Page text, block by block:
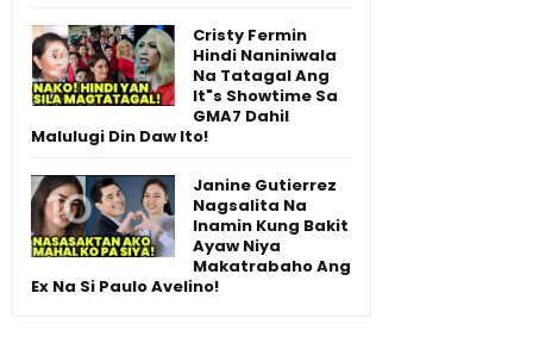
Cristy Fermin
Hindi Naniniwala
Na Tatagal Ang
It"s Showtime Sa
GMA7 Dahil
Malulugi Din Daw Ito!
Janine Gutierrez
Nagsalita Na
Inamin Kung Bakit
Ayaw Niya
Makatrabaho Ang
Ex Na Si Paulo Avelino!